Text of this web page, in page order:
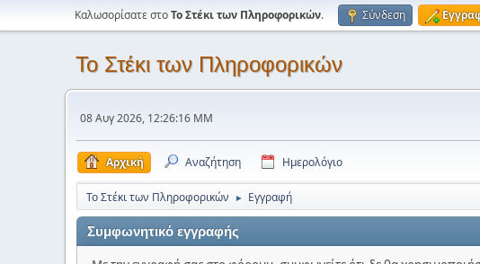
Καλωσορίσατε στοΤο Στέκι των Πληροφορικών. Σύνδεση
Το Στέκι των Πληροφορικών
08 Αυγ 2026, 12:26:16 ΜΜ
Αρχική Αναζήτηση Ημερολόγιο
Το Στέκι των Πληροφορικών ► Εγγραφή
Συμφωνητικό εγγραφής